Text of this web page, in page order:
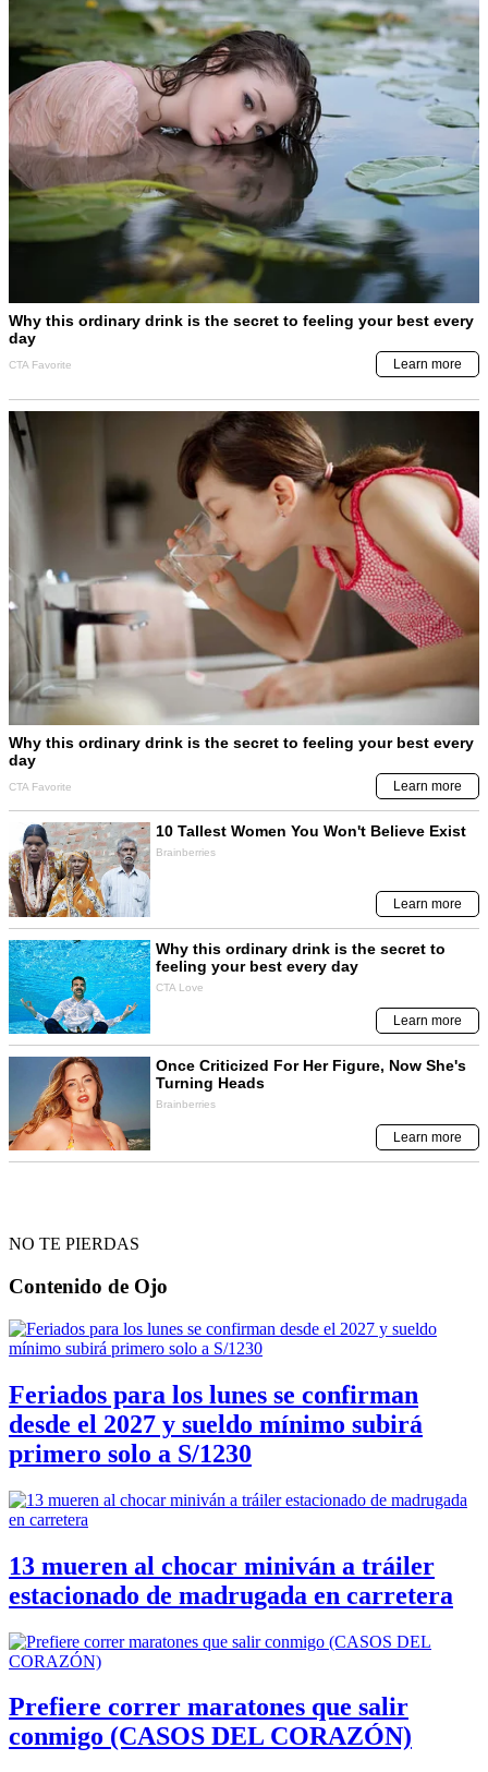
NO TE PIERDAS
Contenido de Ojo
Feriados para los lunes se confirman
desde el 2027 y sueldo mínimo subirá
primero solo a S/1230
13 mueren al chocar miniván a tráiler
estacionado de madrugada en carretera
Prefiere correr maratones que salir
conmigo (CASOS DEL CORAZÓN)